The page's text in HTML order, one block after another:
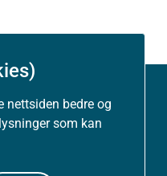
nettsiden bedre og
som kan